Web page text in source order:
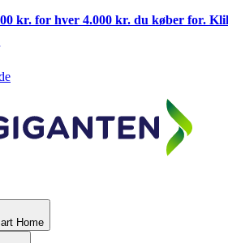
kr. for hver 4.000 kr. du køber for.
Home